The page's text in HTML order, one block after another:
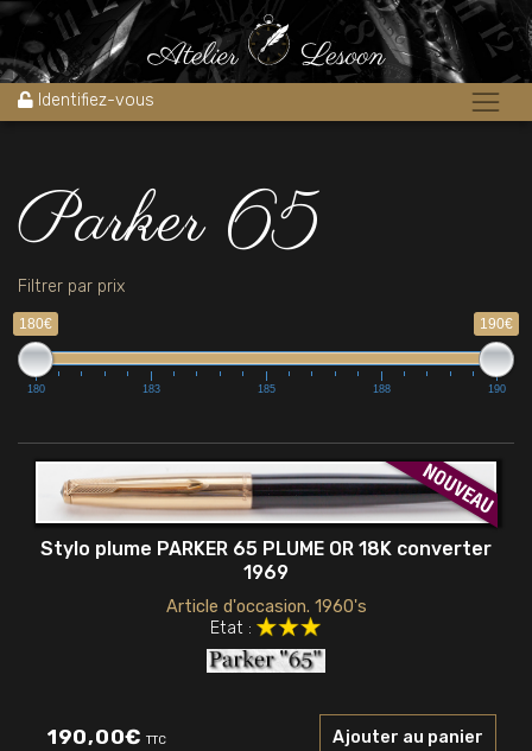
Identifiez-vous
Accueil Parker 65
Parker 65
Filtrer par prix
180€ 190€
180 183 185 188 190
Stylo plume PARKER 65 PLUME OR 18K converter
1969
Article d'occasion. 1960's
Etat :
190,00€ TTC Ajouter au panier